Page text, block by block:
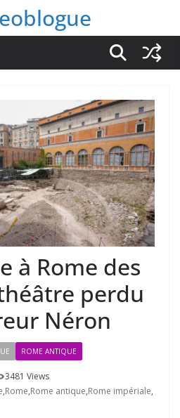
à Rome des
perdu
Néron
ROME ANTIQUE
3481 Views
,Rome,Rome antique,Rome impériale,